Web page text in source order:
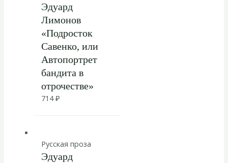
Эдуард
Лимонов
«Подросток
Савенко, или
Автопортрет
бандита в
отрочестве»
714₽
Русская проза
Эдуард